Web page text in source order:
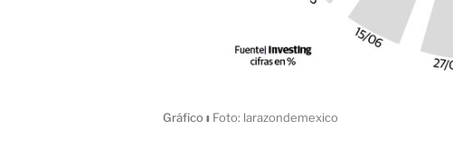
Gráficoı Foto: larazondemexico